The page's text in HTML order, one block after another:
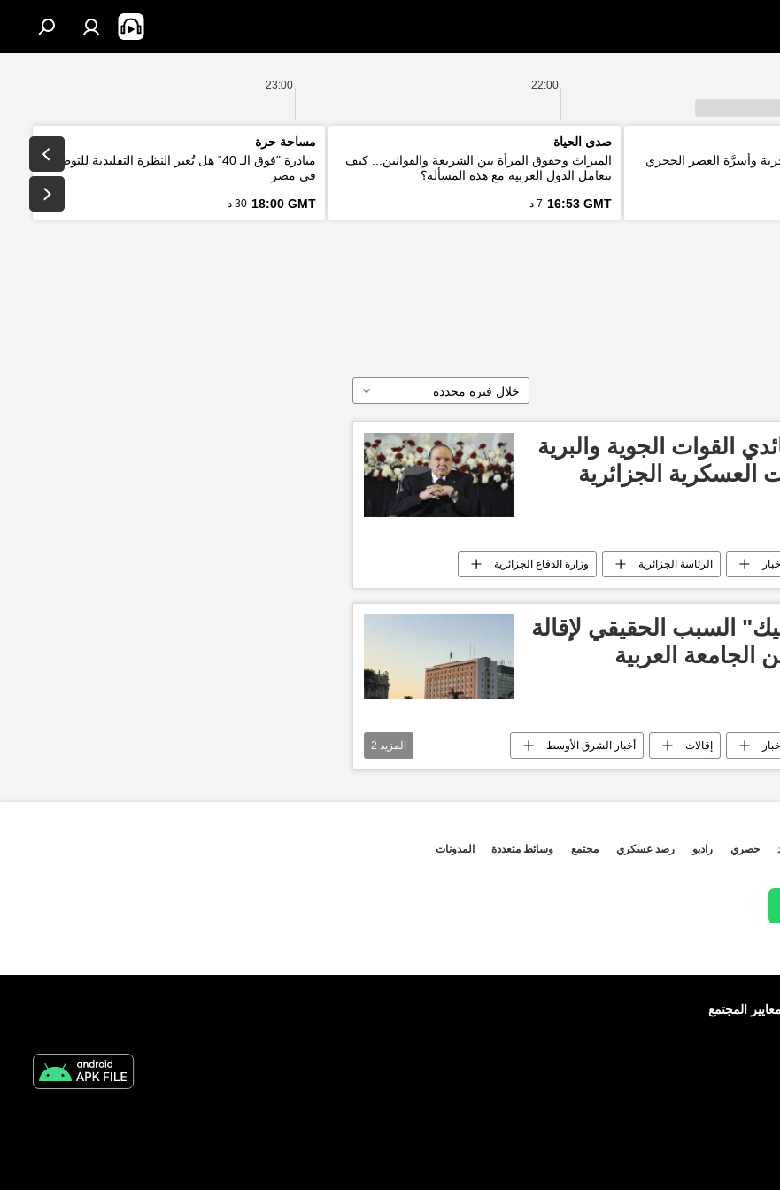
22:00
23:00
وأسرَّة العصر الحجري
صدى الحياة
الميراث وحقوق المرأة بين الشريعة والقوانين... كيف
تتعامل الدول العربية مع هذه المسألة؟
16:53 GMT 7 د
مساحة حرة
مبادرة "فوق الـ 40“ هل تُغير النظرة التقليدية للتوظيف
في مصر
18:00 GMT 30 د
خلال فترة محددة
القوات الجوية والبرية
العسكرية الجزائرية
الرئاسة الجزائرية وزارة الدفاع الجزائرية
السبب الحقيقي لإقالة
الجامعة العربية
إقالات أخبار الشرق الأوسط المزيد 2
حصري راديو رصد عسكري مجتمع وسائط متعددة المدونات
معايير المجتمع